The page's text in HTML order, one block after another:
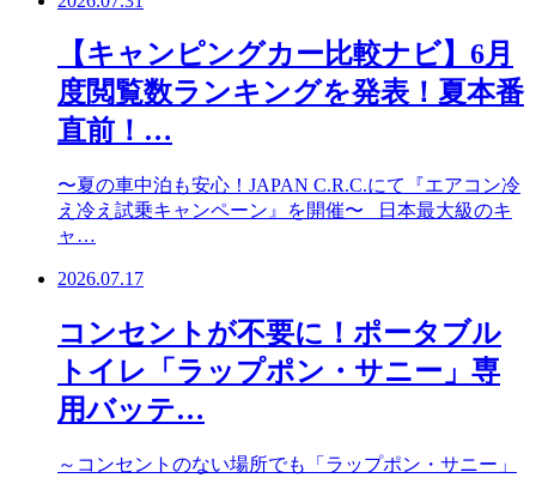
【キャンピングカー比較ナビ】6月
度閲覧数ランキングを発表！夏本番
直前！…
〜夏の車中泊も安心！JAPAN C.R.C.にて『エアコン冷
え冷え試乗キャンペーン』を開催〜 日本最大級のキ
ャ…
2026.07.17
コンセントが不要に！ポータブル
トイレ「ラップポン・サニー」専
用バッテ…
～コンセントのない場所でも「ラップポン・サニー」